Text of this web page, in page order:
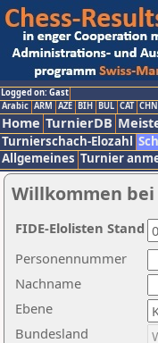
Logged on: Gast
Arabic ARM AZE BIH BUL CAT CHN
Home TurnierDB
Turnierschach-Elozahl
Allgemeines Turnier
Willkommen bei
Nachname
Ebene
Personennummer
Bundesland
FIDE-Elolisten Stand